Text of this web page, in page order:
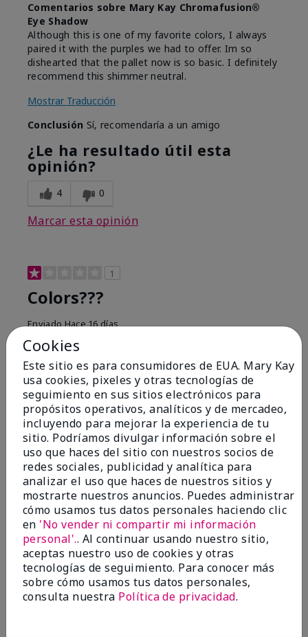
Comentarios sobre Mary Kay Chromafusion®
Eye Shadow
Although this is one of my favorite colors, I always
paired it with the purples we had to offer. Im so
dishearted that the pallet now is so basic. I definitely
recommend this shimmer neutral.
Mostrar Traducción
Conclusión Sí, recomendaría a un amigo
¿Le ha resultado útil esta
opinión?
4 0
Marcar esta opinión
1
Colors???
EnviadoHace 16 días
por
CNB
de Salisbury
Evaluado en
marykay.com/en-us/
Comentarios sobre Mary Kay Chromafusion®
Eye Shadow
Where on earth did all the colors go? Bring them
back- especially granite!
Mostrar Traducción
ConclusiónNo, no recomendaría a un amigo
¿Le ha resultado útil esta
opinión?
11 2
Marcar esta opinión
Cookies
Este sitio es para consumidores de EUA. Mary Kay
usa cookies, pixeles y otras tecnologías de
seguimiento en sus sitios electrónicos para
propósitos operativos, analíticos y de mercadeo,
incluyendo para mejorar la experiencia de tu
sitio. Podríamos divulgar información sobre el
uso que haces del sitio con nuestros socios de
redes sociales, publicidad y analítica para
analizar el uso que haces de nuestros sitios y
mostrarte nuestros anuncios. Puedes administrar
cómo usamos tus datos personales haciendo clic
en 'No vender ni compartir mi información
personal'.. Al continuar usando nuestro sitio,
aceptas nuestro uso de cookies y otras
tecnologías de seguimiento. Para conocer más
sobre cómo usamos tus datos personales,
consulta nuestra Política de privacidad.